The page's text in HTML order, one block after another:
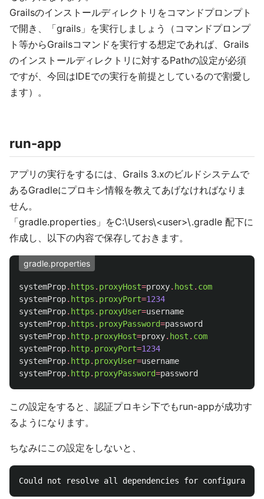
Grailsのインストールディレクトリをコマンドプロンプト
で開き、「grails」を実行しましょう（コマンドプロンプ
ト等からGrailsコマンドを実行する想定であれば、Grails
のインストールディレクトリに対するPathの設定が必須
ですが、今回はIDEでの実行を前提としているので割愛し
ます）。
run-app
アプリの実行をするには、Grails 3.xのビルドシステムで
あるGradleにプロキシ情報を教えてあげなければなりま
せん。
「gradle.properties」をC:\Users\<user>\.gradle 配下に
作成し、以下の内容で保存しておきます。
gradle.properties
systemProp. https . proxyHost=proxy. host . com
systemProp. https . proxyPort=1234
systemProp. https . proxyUser=username
systemProp. https . proxyPassword=password
systemProp. http. proxyHost=proxy. host . com
systemProp. http. proxyPort=1234
systemProp. http. proxyUser=username
systemProp. http. proxyPassword=password
この設定をすると、認証プロキシ下でもrun-appが成功す
るようになります。
ちなみにこの設定をしないと、